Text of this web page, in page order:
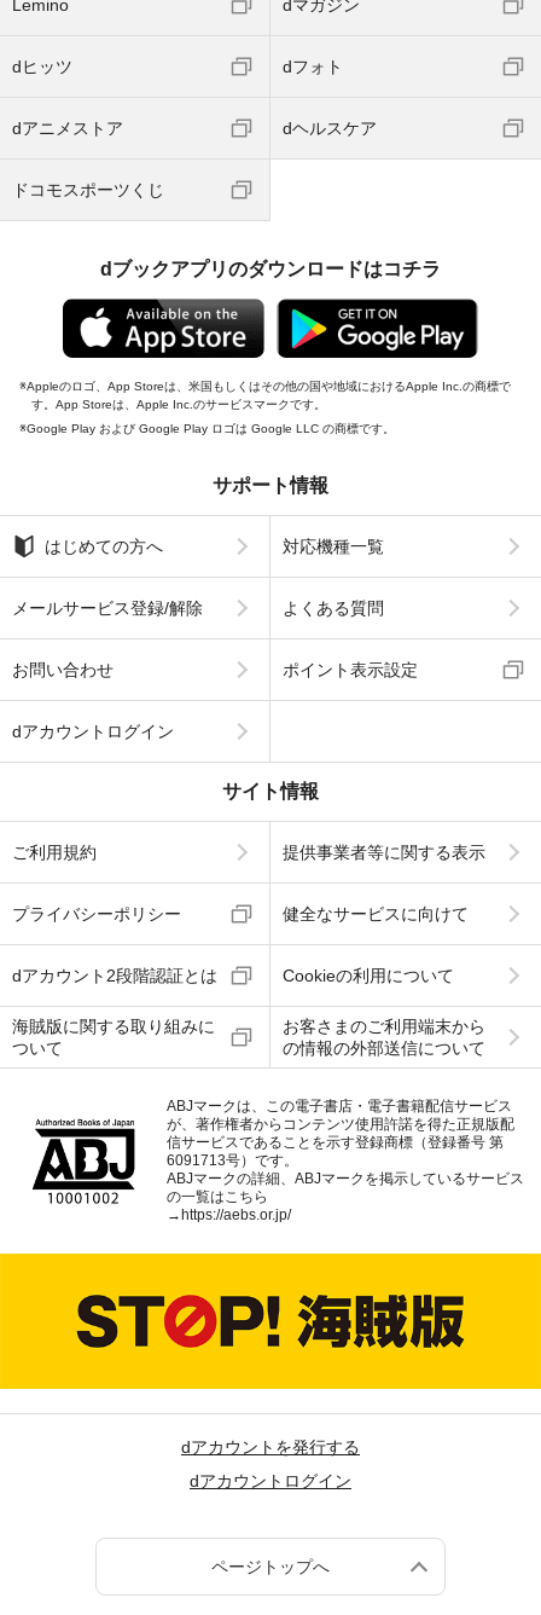
Lemino dマガジン
dヒッツ dフォト
dアニメストア dヘルスケア
ドコモスポーツくじ
dブックアプリのダウンロードはコチラ
Appleのロゴ、App Storeは、米国もしくはその他の国や地域におけるApple Inc.の商標で
す。App Storeは、Apple Inc.のサービスマークです。
Google Play および Google Play ロゴは Google LLC の商標です。
サポート情報
はじめての方へ 対応機種一覧
メールサービス登録/解除 よくある質問
お問い合わせ ポイント表示設定
dアカウントログイン
サイト情報
ご利用規約 提供事業者等に関する表示
プライバシーポリシー 健全なサービスに向けて
dアカウント2段階認証とは Cookieの利用について
海賊版に関する取り組みに
ついて
お客さまのご利用端末から
の情報の外部送信について
ABJマークは、この電子書店・電子書籍配信サービス
が、著作権者からコンテンツ使用許諾を得た正規版配
信サービスであることを示す登録商標（登録番号 第
6091713号）です。
ABJマークの詳細、ABJマークを掲示しているサービス
の一覧はこちら
→ https://aebs.or.jp/
dアカウントを発行する
dアカウントログイン
ページトップへ